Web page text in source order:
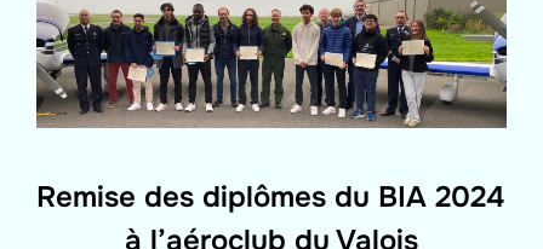
Remise des diplômes du BIA 2024
à l’aéroclub du Valois